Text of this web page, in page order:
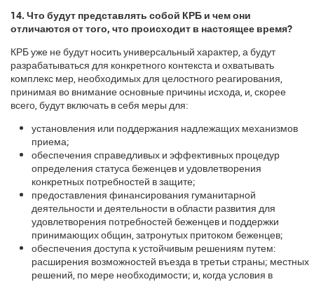
14. Что будут представлять собой КРБ и чем они
отличаются от того, что происходит в настоящее время?
КРБ уже не будут носить универсальный характер, а будут
разрабатываться для конкретного контекста и охватывать
комплекс мер, необходимых для целостного реагирования,
принимая во внимание основные причины исхода, и, скорее
всего, будут включать в себя меры для:
установления или поддержания надлежащих механизмов
приема;
обеспечения справедливых и эффективных процедур
определения статуса беженцев и удовлетворения
конкретных потребностей в защите;
предоставления финансирования гуманитарной
деятельности и деятельности в области развития для
удовлетворения потребностей беженцев и поддержки
принимающих общин, затронутых притоком беженцев;
обеспечения доступа к устойчивым решениям путем:
расширения возможностей въезда в третьи страны; местных
решений, по мере необходимости; и, когда условия в